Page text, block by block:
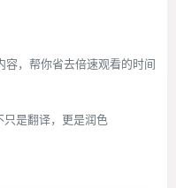
，帮你省去倍速观看的时间
是翻译，更是润色